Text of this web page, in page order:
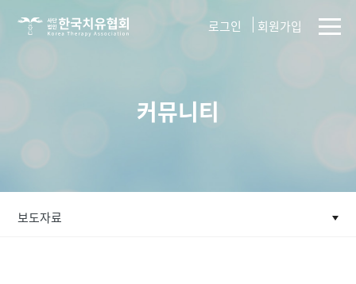
사단법인
로그인 회원가입
커뮤니티
보도자료